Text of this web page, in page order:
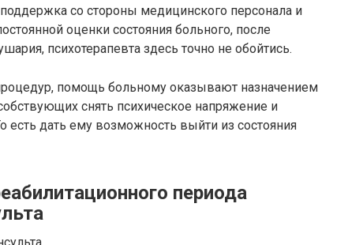
со стороны медицинского персонала и
оценки состояния больного, после
психотерапевта здесь точно не обойтись.
помощь больному оказывают назначением
снять психическое напряжение и
есть дать ему возможность выйти из состояния
периода